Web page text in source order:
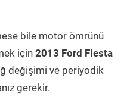
bile motor ömrünü
için 2013 Ford Fiesta
değişimi ve periyodik
gerekir.